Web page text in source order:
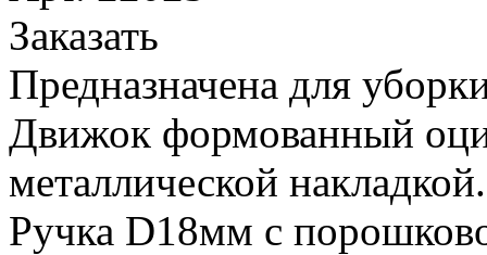
Заказать
Предназначена для
Движок формованный
металлической
Ручка D18мм с